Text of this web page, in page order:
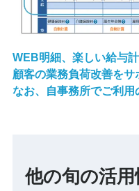
WEB明細、楽しい給与
顧客の業務負荷改善をサ
なお、自事務所でご利用
他の旬の活